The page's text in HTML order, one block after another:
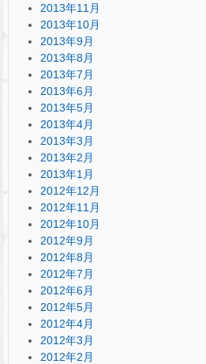
2013年11月
2013年10月
2013年9月
2013年8月
2013年7月
2013年6月
2013年5月
2013年4月
2013年3月
2013年2月
2013年1月
2012年12月
2012年11月
2012年10月
2012年9月
2012年8月
2012年7月
2012年6月
2012年5月
2012年4月
2012年3月
2012年2月